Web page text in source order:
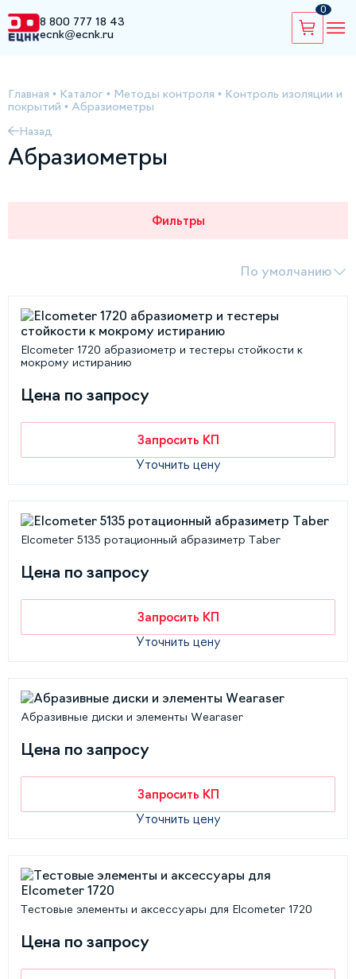
8 800 777 18 43
ecnk@ecnk.ru
0
Главная • Каталог • Методы контроля • Контроль изоляции и
покрытий • Абразиометры
Назад
Абразиометры
Фильтры
По умолчанию
Elcometer 1720 абразиометр и тестеры стойкости к
мокрому истиранию
Цена по запросу
Запросить КП
Уточнить цену
Elcometer 5135 ротационный абразиметр Taber
Цена по запросу
Запросить КП
Уточнить цену
Абразивные диски и элементы Wearaser
Цена по запросу
Запросить КП
Уточнить цену
Тестовые элементы и аксессуары для Elcometer 1720
Цена по запросу